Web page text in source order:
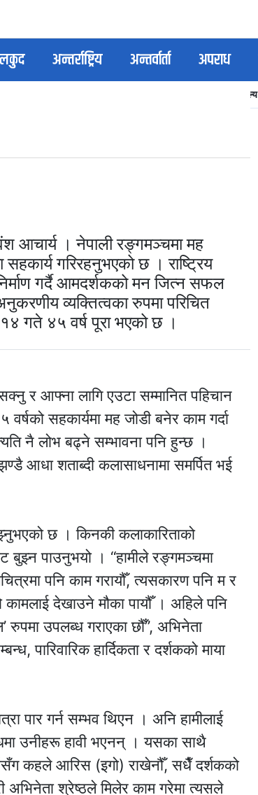
अन्तर्राष्ट्रिय अन्तर्वार्ता अपराध
सुनको मूल्य
आचार्य । नेपाली रङ्गमञ्चमा मह
गरिरहनुभएको छ । राष्ट्रिय
गर्दै आमदर्शकको मन जित्न सफल
व्यक्तित्वका रुपमा परिचित
गते ४५ वर्ष पूरा भएको छ ।
र आफ्ना लागि एउटा सम्मानित पहिचान
सहकार्यमा मह जोडी बनेर काम गर्दा
नै लोभ बढ्ने सम्भावना पनि हुन्छ ।
आधा शताब्दी कलासाधनामा समर्पित भई
छ । किनकी कलाकारिताको
बुझ्न पाउनुभयो । “हामीले रङ्गमञ्चमा
पनि काम गरायौँ, त्यसकारण पनि म र
कामलाई देखाउने मौका पायौँ । अहिले पनि
रुपमा उपलब्ध गराएका छौँ”, अभिनेता
पारिवारिक हार्दिकता र दर्शकको माया
पार गर्न सम्भव थिएन । अनि हामीलाई
उनीहरू हावी भएनन् । यसका साथै
कहले आरिस (इगो) राखेनौँ, सधैँ दर्शकको
अभिनेता श्रेष्ठले मिलेर काम गरेमा त्यसले